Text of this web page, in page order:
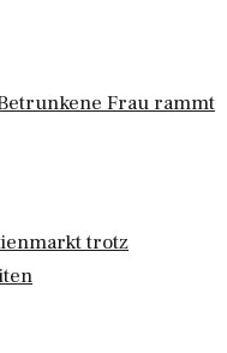
Frau rammt
trotz